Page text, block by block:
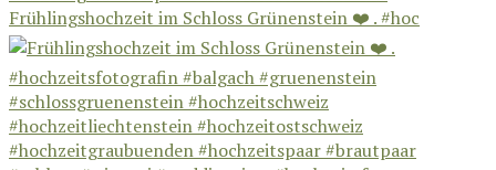
Frühlingshochzeit im Schloss Grünenstein ❤️ . #hoc